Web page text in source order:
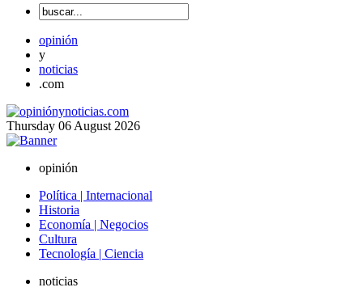
opinión
y
noticias
.com
Thursday 06 August 2026
opinión
Política | Internacional
Historia
Economía | Negocios
Cultura
Tecnología | Ciencia
noticias